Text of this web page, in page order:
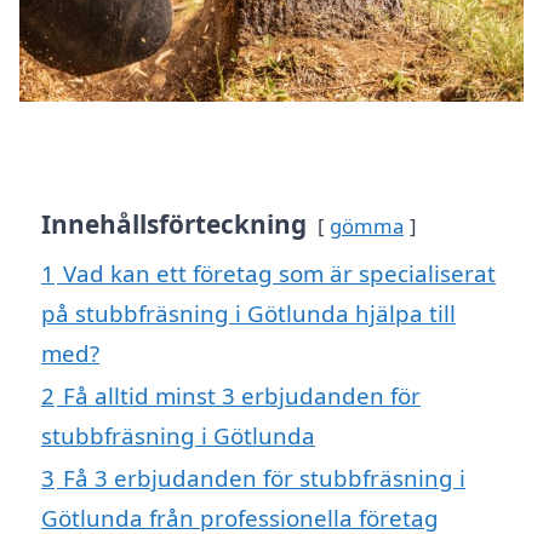
Innehållsförteckning gömma
1 Vad kan ett företag som är specialiserat
på stubbfräsning i Götlunda hjälpa till
med?
2 Få alltid minst 3 erbjudanden för
stubbfräsning i Götlunda
3 Få 3 erbjudanden för stubbfräsning i
Götlunda från professionella företag